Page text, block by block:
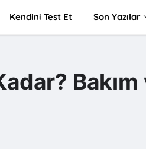
Kendini Test Et Son Yazılar
Bakım